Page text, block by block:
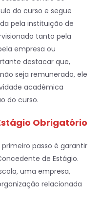
do curso e segue
pela instituição de
tanto pela
empresa ou
destacar que,
seja remunerado, ele
acadêmica
do curso.
Obrigatório
passo é garantir
de Estágio.
uma empresa,
relacionada